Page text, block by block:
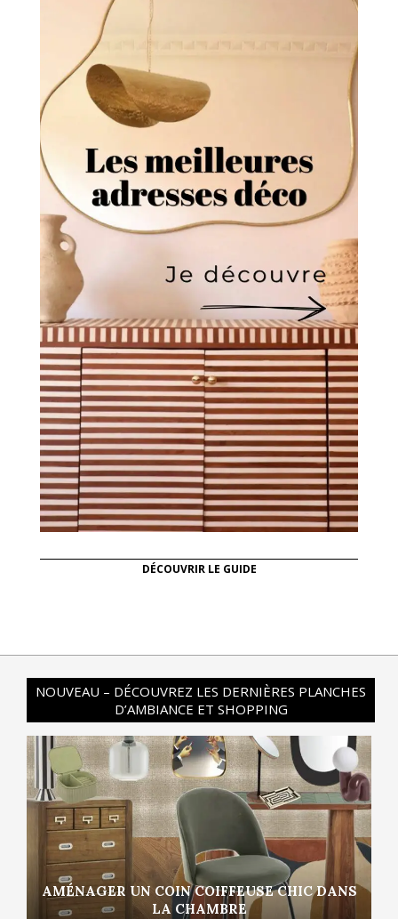
DÉCOUVRIR LE GUIDE
NOUVEAU – DÉCOUVREZ LES DERNIÈRES PLANCHES
D’AMBIANCE ET SHOPPING
AMÉNAGER UN COIN COIFFEUSE CHIC DANS
LA CHAMBRE